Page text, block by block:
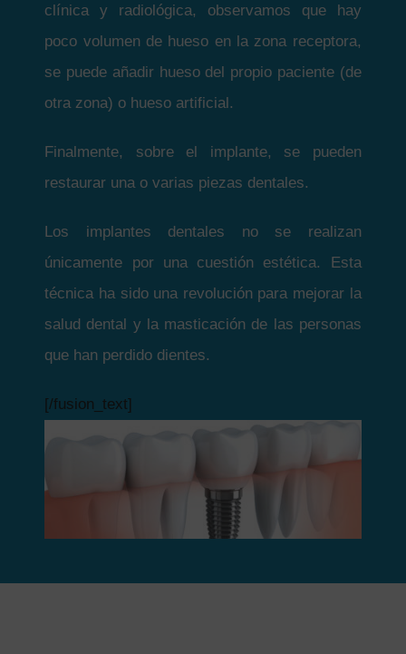
clínica y radiológica, observamos que hay
poco volumen de hueso en la zona receptora,
se puede añadir hueso del propio paciente (de
otra zona) o hueso artificial.
Finalmente, sobre el implante, se pueden
restaurar una o varias piezas dentales.
Los implantes dentales no se realizan
únicamente por una cuestión estética. Esta
técnica ha sido una revolución para mejorar la
salud dental y la masticación de las personas
que han perdido dientes.
[/fusion_text]